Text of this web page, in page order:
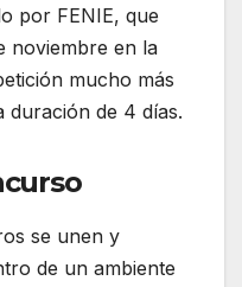
por FENIE, que
noviembre en la
mucho más
duración de 4 días.
se unen y
de un ambiente